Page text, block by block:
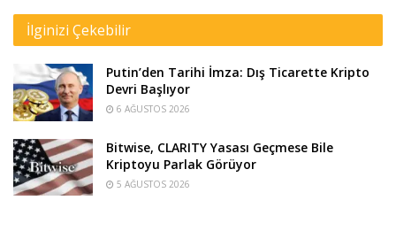
İlginizi Çekebilir
Putin’den Tarihi İmza: Dış Ticarette Kripto
Devri Başlıyor
6 AĞUSTOS 2026
Bitwise, CLARITY Yasası Geçmese Bile
Kriptoyu Parlak Görüyor
5 AĞUSTOS 2026